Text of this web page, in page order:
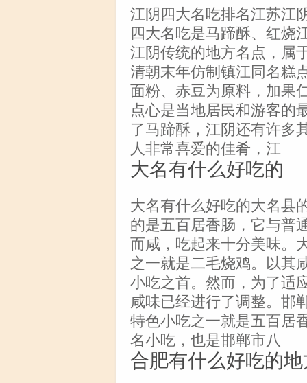
江阴四大名吃排名江苏江
四大名吃是马蹄酥、红烧
江阴传统的地方名点，属
清朝末年仿制镇江同名糕
面粉、赤豆为原料，加果
点心是当地居民和游客的
了马蹄酥，江阴还有许多
人非常喜爱的佳肴，江
大名有什么好吃的
大名有什么好吃的大名县
的是五百居香肠，它与普
而咸，吃起来十分美味。
之一就是二毛烧鸡。以其
小吃之首。然而，为了适
咸味已经进行了调整。邯
特色小吃之一就是五百居
名小吃，也是邯郸市八
合肥有什么好吃的